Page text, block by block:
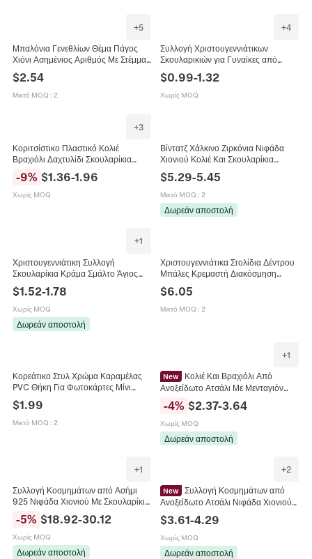
+5
Μπαλόνια Γενεθλίων Θέμα Πάγος
Χιόνι Ασημένιος Αριθμός Με Στέμμα
Νιφάδα Χιονιού Foil Λατέξ για
Διακόσμηση Χειμερινού Πάρτι
$2.54
Μικτό MOQ : 2
+4
Συλλογή Χριστουγεννιάτικων
Σκουλαρικιών για Γυναίκες από
Κράμα Ψευδαργύρου με Στρας Άγιος
Βασίλης Τάρανδος Νιφάδα Σμάλτο
Κοσμήματα
$0.99-1.32
Χωρίς MOQ
+3
Κοριτσίστικο Πλαστικό Κολιέ
Βραχιόλι Δαχτυλίδι Σκουλαρίκια
Χιονονιφάδα Παιδική Συλλογή
Κοσμημάτων Τεχνητό Μαργαριτάρι
-9% $1.36-1.96
Χωρίς MOQ
Βίντατζ Χάλκινο Ζιρκόνια Νιφάδα
Χιονιού Κολιέ Και Σκουλαρίκια
Σύνολο για Γυναίκες Πολυτελής
Συλλογή Κοσμημάτων
Χριστουγέννων
$5.29-5.45
Μικτό MOQ : 2
Δωρεάν αποστολή
+1
Χριστουγεννιάτικη Συλλογή
Σκουλαρίκια Κράμα Σμάλτο Άγιος
Δέντρο Καρφωτά Γιορτινά
Κοσμήματα Γυναικεία
$1.52-1.78
Χωρίς MOQ
Δωρεάν αποστολή
Χριστουγεννιάτικα Στολίδια Δέντρου
Μπάλες Κρεμαστή Διακόσμηση
Συσκευασία Δώρου Εορταστική
$6.05
Μικτό MOQ : 2
Κορεάτικο Στυλ Χρώμα Καραμέλας
PVC Θήκη Για Φωτοκάρτες Μίνι
Άλμπουμ Φωτογραφιών Σχέδιο Με
Φιόγκο Και Χιονονιφάδα Κουμπί
Snap
$1.99
Μικτό MOQ : 2
+1
New
Κολιέ Και Βραχιόλι Από
Ανοξείδωτο Ατσάλι Με Μενταγιόν
Χιονονιφάδας Ζιρκονίας Συλλογή
Χρυσών Κοσμημάτων Για Γυναίκες
-4% $2.37-3.64
Χωρίς MOQ
Δωρεάν αποστολή
+1
Συλλογή Κοσμημάτων από Ασήμι
925 Νιφάδα Χιονιού Με Σκουλαρίκια
Ζιρκόνια Ρυθμιζόμενο Δαχτυλίδι και
Κολιέ Γυναικείο Δώρο Χειμώνα
-5% $18.92-30.12
Χωρίς MOQ
Δωρεάν αποστολή
+2
New
Συλλογή Κοσμημάτων από
Ανοξείδωτο Ατσάλι Νιφάδα Χιονιού
Γυναικεία Ζιρκόνια Χειμερινό Κομψό
Κολιέ Βραχιόλι Σκουλαρίκια
$3.61-4.29
Χωρίς MOQ
Δωρεάν αποστολή